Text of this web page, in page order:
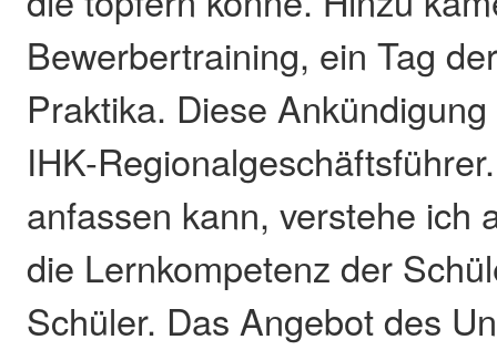
Bewerbertraining, ein Tag
Praktika. Diese
IHK-
anfassen kann, verstehe ich
die Lernkompetenz der
Schüler. Das Angebot des